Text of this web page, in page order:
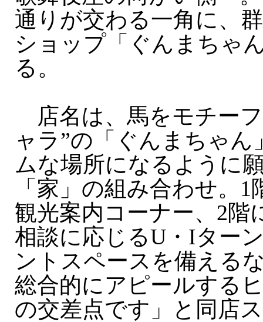
通りが交わる一角に、
ショップ「ぐんまちゃ
る。
店名は、馬をモチー
ャラ”の「ぐんまちゃん
ムな場所になるように
「家」の組み合わせ。
観光案内コーナー、2階
相談に応じるU・Iター
ントスペースを備える
総合的にアピールする
の交差点です」と同店